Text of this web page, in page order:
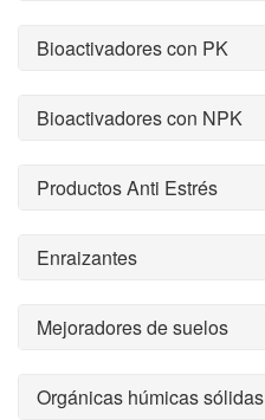
Bioactivadores con PK
Bioactivadores con NPK
Productos Anti Estrés
Enraizantes
Mejoradores de suelos
Orgánicas húmicas sólidas